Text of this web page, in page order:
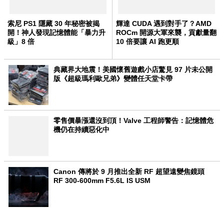
索尼 PS1 隱藏 30 年秘密被揭
開！神人發現記憶體能「暴力升
級」8 倍
輝達 CUDA 遇到對手了？AMD
ROCm 開源大軍來襲，貢獻量翻
10 倍要讓 AI 跑更順
典藏界大地震！美國懷舊遊戲小店驚見 97 片未公開
版《超級瑪利歐兄弟》變體任天堂卡帶
零售價暴漲還沒到頂！Valve 工程師警告：記憶體危
機仍在持續惡化中
Canon 傳將於 9 月推出全新 RF 超望遠變焦鏡頭
RF 300-600mm F5.6L IS USM